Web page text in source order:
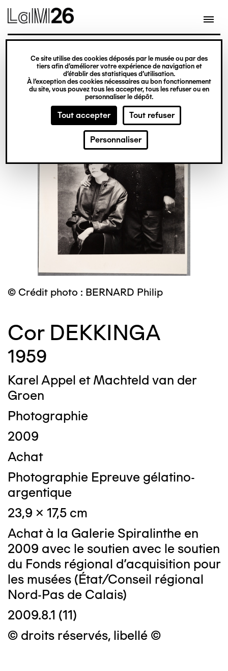
Gestion des cookies
Ce site utilise des cookies déposés par le musée ou par des
tiers afin d’améliorer votre expérience de navigation et
d’établir des statistiques d’utilisation.
À l’exception des cookies nécessaires au bon fonctionnement
du site, vous pouvez tous les accepter, tous les refuser ou en
personnaliser le dépôt.
Tout accepter Tout refuser
Personnaliser
contenu
© Crédit photo : BERNARD Philip
Cor DEKKINGA
1959
Karel Appel et Machteld van der
Groen
Photographie
2009
Achat
Photographie Epreuve gélatino-
argentique
23,9 x 17,5 cm
Achat à la Galerie Spiralinthe en
2009 avec le soutien avec le soutien
du Fonds régional d'acquisition pour
les musées (État/Conseil régional
Nord-Pas de Calais)
2009.8.1 (11)
© droits réservés, libellé ©